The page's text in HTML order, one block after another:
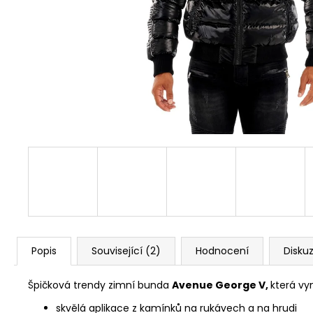
Popis Související (2) Hodnocení
Špičková trendy zimní bunda Avenue George V,která
skvělá aplikace z kamínků na rukávech a na hrudi
890 Kč